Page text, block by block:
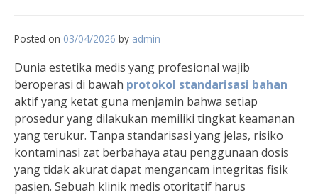
Posted on 03/04/2026 by admin
Dunia estetika medis yang profesional wajib
beroperasi di bawah protokol standarisasi bahan
aktif yang ketat guna menjamin bahwa setiap
prosedur yang dilakukan memiliki tingkat keamanan
yang terukur. Tanpa standarisasi yang jelas, risiko
kontaminasi zat berbahaya atau penggunaan dosis
yang tidak akurat dapat mengancam integritas fisik
pasien. Sebuah klinik medis otoritatif harus